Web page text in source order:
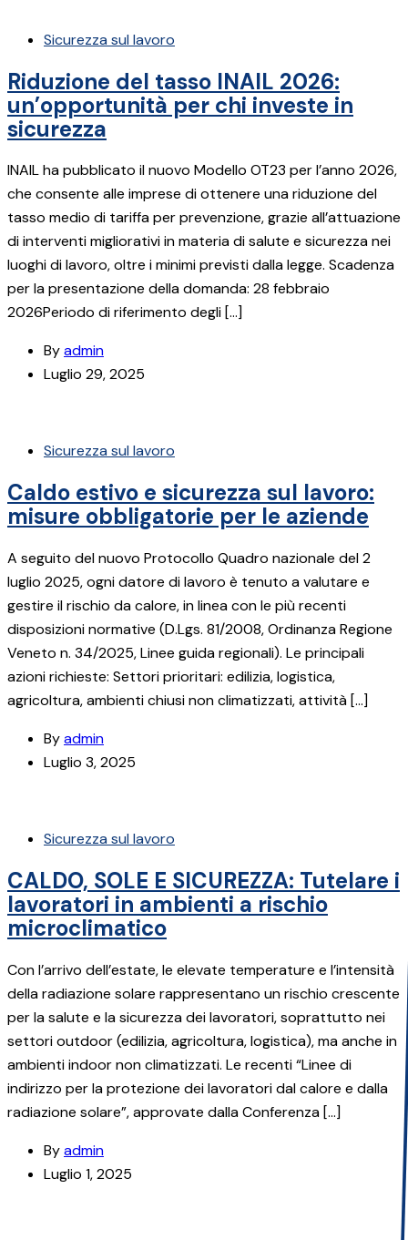
Sicurezza sul lavoro
Riduzione del tasso INAIL 2026:
un’opportunità per chi investe in
sicurezza
INAIL ha pubblicato il nuovo Modello OT23 per l’anno 2026,
che consente alle imprese di ottenere una riduzione del
tasso medio di tariffa per prevenzione, grazie all’attuazione
di interventi migliorativi in materia di salute e sicurezza nei
luoghi di lavoro, oltre i minimi previsti dalla legge. Scadenza
per la presentazione della domanda: 28 febbraio
2026Periodo di riferimento degli […]
Byadmin
Luglio 29, 2025
Sicurezza sul lavoro
Caldo estivo e sicurezza sul lavoro:
misure obbligatorie per le aziende
A seguito del nuovo Protocollo Quadro nazionale del 2
luglio 2025, ogni datore di lavoro è tenuto a valutare e
gestire il rischio da calore, in linea con le più recenti
disposizioni normative (D.Lgs. 81/2008, Ordinanza Regione
Veneto n. 34/2025, Linee guida regionali). Le principali
azioni richieste: Settori prioritari: edilizia, logistica,
agricoltura, ambienti chiusi non climatizzati, attività […]
Byadmin
Luglio 3, 2025
Sicurezza sul lavoro
CALDO, SOLE E SICUREZZA: Tutelare i
lavoratori in ambienti a rischio
microclimatico
Con l’arrivo dell’estate, le elevate temperature e l’intensità
della radiazione solare rappresentano un rischio crescente
per la salute e la sicurezza dei lavoratori, soprattutto nei
settori outdoor (edilizia, agricoltura, logistica), ma anche in
ambienti indoor non climatizzati. Le recenti “Linee di
indirizzo per la protezione dei lavoratori dal calore e dalla
radiazione solare”, approvate dalla Conferenza […]
Byadmin
Luglio 1, 2025